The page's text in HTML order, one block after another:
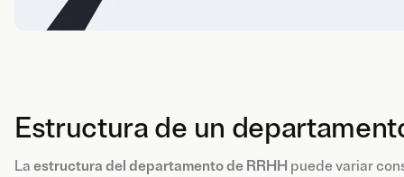
Estructura de un
La estructura del departamento de RRHH puede variar